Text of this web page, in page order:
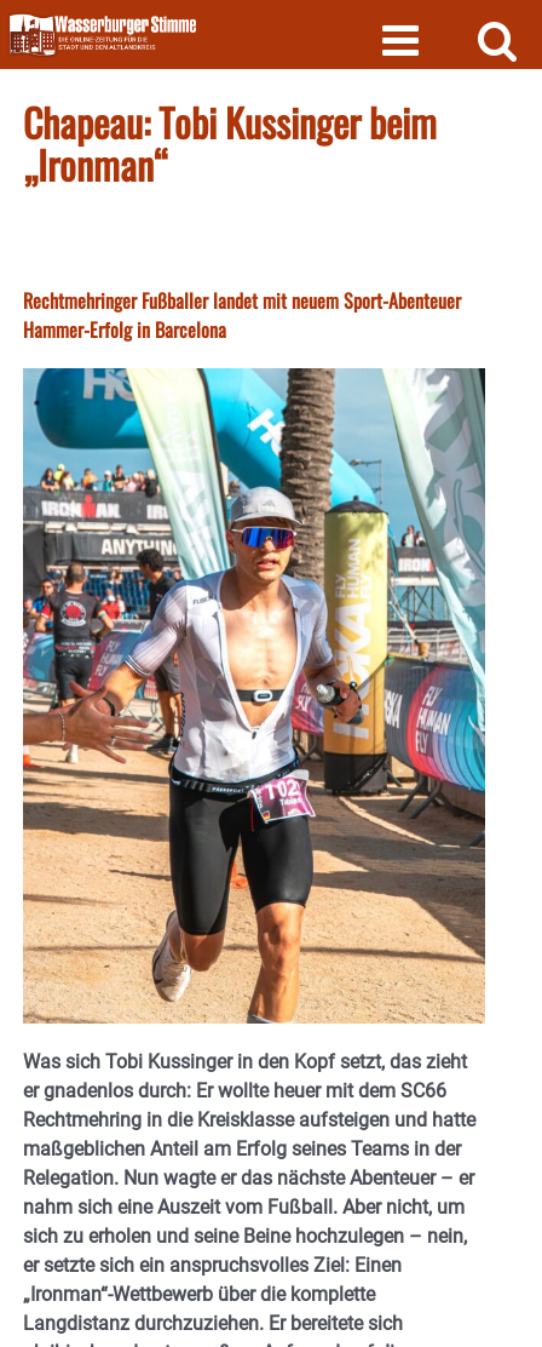
Skip
to
content
Chapeau: Tobi Kussinger beim
„Ironman“
Rechtmehringer Fußballer landet mit neuem Sport-Abenteuer
Hammer-Erfolg in Barcelona
Was sich Tobi Kussinger in den Kopf setzt, das zieht
er gnadenlos durch: Er wollte heuer mit dem SC66
Rechtmehring in die Kreisklasse aufsteigen und hatte
maßgeblichen Anteil am Erfolg seines Teams in der
Relegation. Nun wagte er das nächste Abenteuer – er
nahm sich eine Auszeit vom Fußball. Aber nicht, um
sich zu erholen und seine Beine hochzulegen – nein,
er setzte sich ein anspruchsvolles Ziel: Einen
„Ironman“-Wettbewerb über die komplette
Langdistanz durchzuziehen. Er bereitete sich